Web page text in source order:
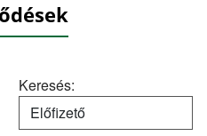
Keresés: